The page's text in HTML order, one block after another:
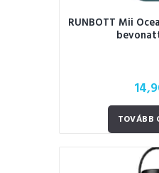
RUNBOTT Mii
TOVÁBB